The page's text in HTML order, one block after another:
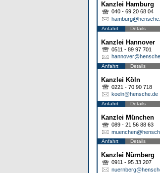
Kanzlei Hamburg
040 - 69 20 68 04
Anfahrt Details
Kanzlei Hannover
0511 - 89 97 701
Anfahrt Details
Kanzlei Köln
0221 - 70 90 718
koeln@hensche.de
Anfahrt Details
Kanzlei München
089 - 21 56 88 63
Anfahrt Details
Kanzlei Nürnberg
0911 - 95 33 207